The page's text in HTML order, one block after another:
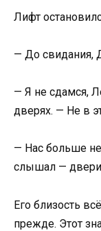
Лифт
— До свидания,
— Я не сдамся,
дверях. — Не в
— Нас больше
слышал —
Его близость
прежде. Этот